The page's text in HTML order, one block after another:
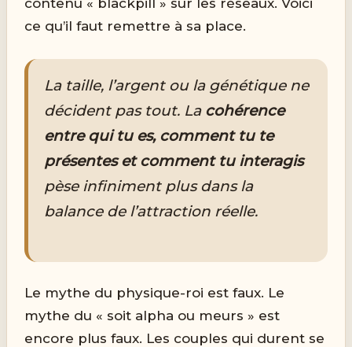
ce qu’il faut remettre à sa place.
La taille, l’argent ou la génétique ne
décident pas tout. La cohérence
entre qui tu es, comment tu te
présentes et comment tu interagis
pèse infiniment plus dans la
balance de l’attraction réelle.
Le mythe du physique-roi est faux. Le
mythe du « soit alpha ou meurs » est
encore plus faux. Les couples qui durent se